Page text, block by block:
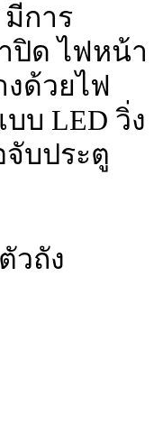
มีการ
ปิด ไฟหน้า
ด้วยไฟ
บ LED วิ่ง
บประตู
วถัง